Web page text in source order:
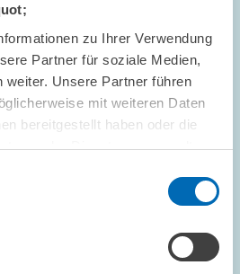
zu Ihrer Verwendung
Partner für soziale Medien,
weiter. Unsere Partner führen
mit weiteren Daten
bereitgestellt haben oder die
der Dienste gesammelt
// 05.01.2004
feiert 60. Geburtstag
Wolfgang Franz, Präsident des
Wirtschaftsforschung (ZEW) in